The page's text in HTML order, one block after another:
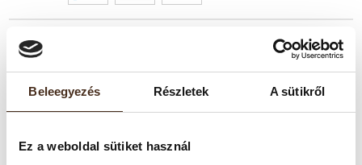
Beleegyezés Részletek A sütikről
Ez a weboldal sütiket használ
TERMÉKLEÍRÁS
A Kimbo Espresso Barista egy igazi olasz klasszikus, amely